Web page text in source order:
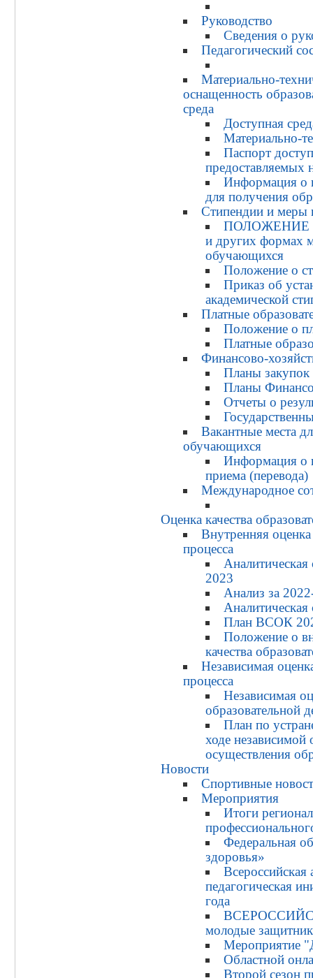
Руководство
Сведения о
Педагогический
Материально-
оснащенность
среда
Доступная
Материально-
Паспорт
предоставляемых
Информация о
для получения
Стипендии и меры
ПОЛОЖЕНИЕ о
и других формах
обучающихся
Положение о
Приказ об
академической
Платные
Положение о
Платные
Финансово-
Планы закупок
Планы
Отчеты о
Вакантные места
обучающихся
Информация о
приема (перевода)
Международное
Оценка качества
Внутренняя оценка
процесса
Аналитическая
2023
Анализ за
План ВСОК
Положение о
качества
Независимая
процесса
Независимая
образовательной
План по
ходе независимой
осуществления
Новости
Спортивные
Мероприятия
Итоги
Федеральная
здоровья»
педагогическая
года
молодые
Мероприятие
Областной
Второй сезон